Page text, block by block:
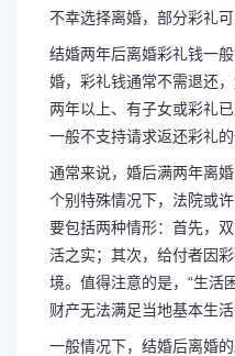
不幸选择离婚，部分彩礼可
结婚两年后离婚彩礼钱一
婚，彩礼钱通常不需退还
两年以上、有子女或彩礼
一般不支持请求返还彩礼的
通常来说，婚后满两年离
个别特殊情况下，法院或
要包括两种情形：首先，
活之实；其次，给付者因
境。值得注意的是，“生活
财产无法满足当地基本生活
一般情况下，结婚后离婚